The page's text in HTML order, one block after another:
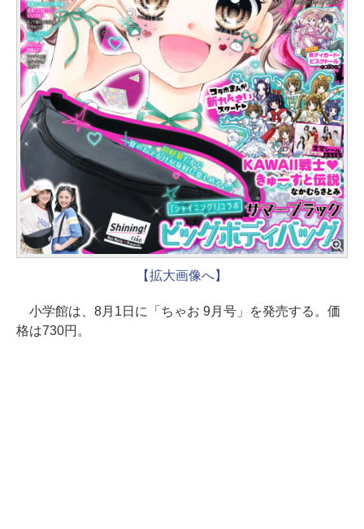
【拡大画像へ】
小学館は、8月1日に「ちゃお 9月号」を発売する。価
格は730円。